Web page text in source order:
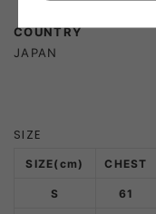
COUNTRY
JAPAN
SIZE
SIZE(cm) CHEST
S
61